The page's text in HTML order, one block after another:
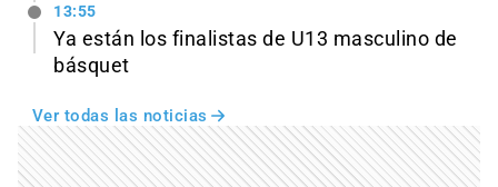
13:55
Ya están los finalistas de U13 masculino de
básquet
Ver todas las noticias